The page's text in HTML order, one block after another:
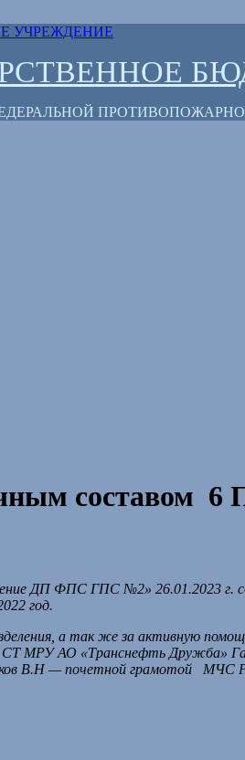
составом
ДП ФПС ГПС №2» 26.01.2023 г.
год.
а так же за активную
МРУ АО «Транснефть Дружба»
В.Н — почетной грамотой МЧС